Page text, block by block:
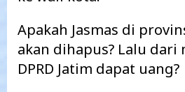
Apakah Jasmas di
akan dihapus? Lalu dari
DPRD Jatim dapat uang?